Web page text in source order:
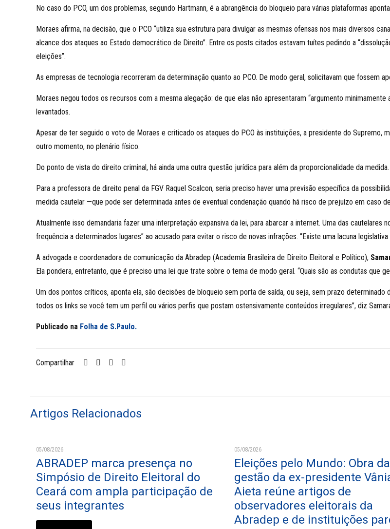
No caso do PCO, um dos problemas, segundo Hartmann, é a abrangência do bloqueio para várias plataformas
Moraes afirma, na decisão, que o PCO “utiliza sua estrutura para divulgar as mesmas ofensas nos mais diversos
alcance dos ataques ao Estado democrático de Direito”. Entre os posts citados estavam tuítes pedindo a
eleições”.
As empresas de tecnologia recorreram da determinação quanto ao PCO. De modo geral, solicitavam que fossem
Moraes negou todos os recursos com a mesma alegação: de que elas não apresentaram “argumento
levantados.
Apesar de ter seguido o voto de Moraes e criticado os ataques do PCO às instituições, a presidente do Supremo,
outro momento, no plenário físico.
Do ponto de vista do direito criminal, há ainda uma outra questão jurídica para além da proporcionalidade da medida.
Para a professora de direito penal da FGV Raquel Scalcon, seria preciso haver uma previsão específica da
medida cautelar —que pode ser determinada antes de eventual condenação quando há risco de prejuízo em caso
Atualmente isso demandaria fazer uma interpretação expansiva da lei, para abarcar a internet. Uma das cautelares
frequência a determinados lugares” ao acusado para evitar o risco de novas infrações. “Existe uma lacuna legislativa
A advogada e coordenadora de comunicação da Abradep (Academia Brasileira de Direito Eleitoral e Político),
Ela pondera, entretanto, que é preciso uma lei que trate sobre o tema de modo geral. “Quais são as condutas que
Um dos pontos críticos, aponta ela, são decisões de bloqueio sem porta de saída, ou seja, sem prazo
todos os links se você tem um perfil ou vários perfis que postam ostensivamente conteúdos irregulares”, diz
Publicado na Folha de S.Paulo.
Compartilhar
Artigos Relacionados
05/08/2026
ABRADEP marca presença no
Simpósio de Direito Eleitoral do
Ceará com ampla participação de
seus integrantes
05/08/2026
Eleições pelo Mundo: Obra da
gestão da ex-presidente
Aieta reúne artigos de
observadores eleitorais da
Abradep e de instituições